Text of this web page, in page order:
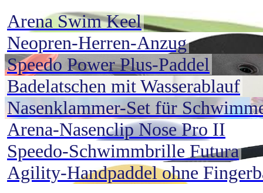
Arena Swim Keel
Neopren-Herren-Anzug
Speedo Power Plus-Paddel
Badelatschen mit Wasserablauf
Nasenklammer-Set für
Arena-Nasenclip Nose Pro II
Speedo-Schwimmbrille Futura
Agility-Handpaddel ohne